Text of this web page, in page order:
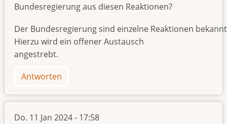
Bundesregierung aus diesen Reaktionen?
Der Bundesregierung sind einzelne Reaktionen
Hierzu wird ein offener Austausch
angestrebt.
Antworten
Do. 11 Jan 2024 - 17:58